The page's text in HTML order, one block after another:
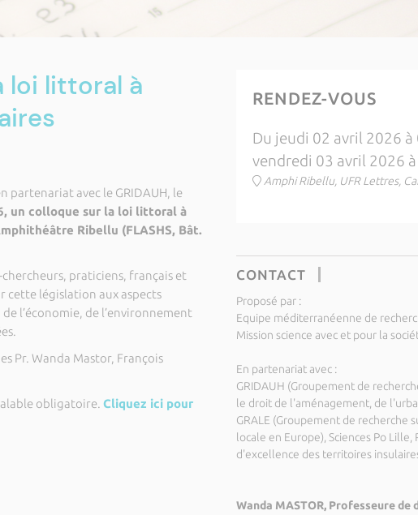
loi littoral à
partenariat avec le GRIDAUH, le
un colloque sur la loi littoral à
Ribellu (FLASHS, Bât.
praticiens, français et
cette législation aux aspects
l’économie, de l’environnement
Pr. Wanda Mastor, François
obligatoire. Cliquez ici pour
RENDEZ-VOUS
Du jeudi 02 avril 2026 à
vendredi 03 avril 2026
Amphi Ribellu, UFR Lettres,
CONTACT
Proposé par :
Equipe méditerranéenne de
Mission science avec et pour la
En partenariat avec :
GRIDAUH (Groupement de
le droit de l'aménagement, de
GRALE (Groupement de recherche
locale en Europe), Sciences Po Lille,
d'excellence des territoires
Wanda MASTOR, Professeure de